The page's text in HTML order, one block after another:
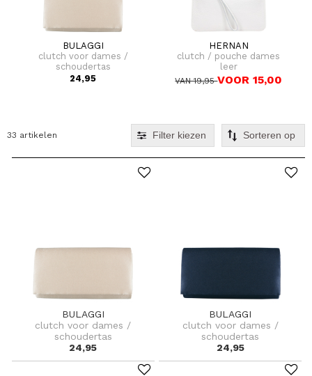
BULAGGI
clutch voor dames /
schoudertas
24,95
HERNAN
clutch / pouche dames
leer
VAN 19,95VOOR 15,00
33 artikelen Filter kiezen
BULAGGI
clutch voor dames /
schoudertas
24,95
BULAGGI
clutch voor dames /
schoudertas
24,95